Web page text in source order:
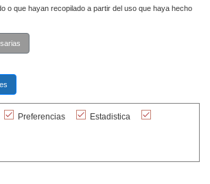
o que hayan recopilado a partir del uso que haya hecho
Preferencias
Estadistica